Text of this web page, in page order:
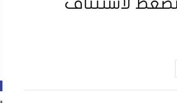
تضغط لاستئناف